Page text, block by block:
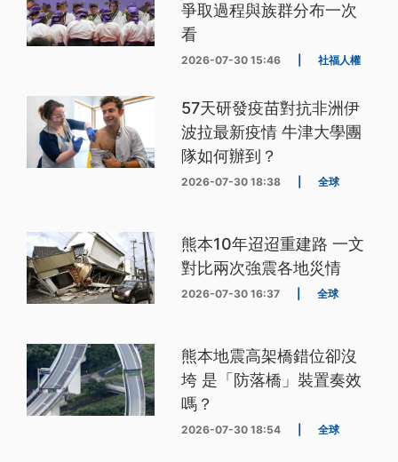
爭取過程與族群分布一次
看
2026-07-30 15:46 社福人權
57天研發疫苗對抗非洲伊
波拉最新疫情 牛津大學團
隊如何辦到？
2026-07-30 18:38 全球
熊本10年迢迢重建路 一文
對比兩次強震各地災情
2026-07-30 16:37 全球
熊本地震高架橋錯位卻沒
垮 是「防落橋」裝置奏效
嗎？
2026-07-30 18:54 全球